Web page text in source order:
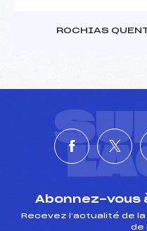
ROCHIAS
Abonnez-vous
Recevez l’actualité de la
de